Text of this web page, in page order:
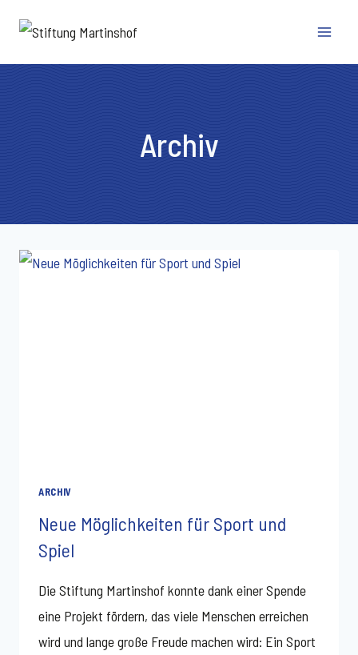
Inhalt
springen
Archiv
ARCHIV
Neue Möglichkeiten für Sport und
Spiel
Die Stiftung Martinshof konnte dank einer Spende
eine Projekt fördern, das viele Menschen erreichen
wird und lange große Freude machen wird: Ein Sport